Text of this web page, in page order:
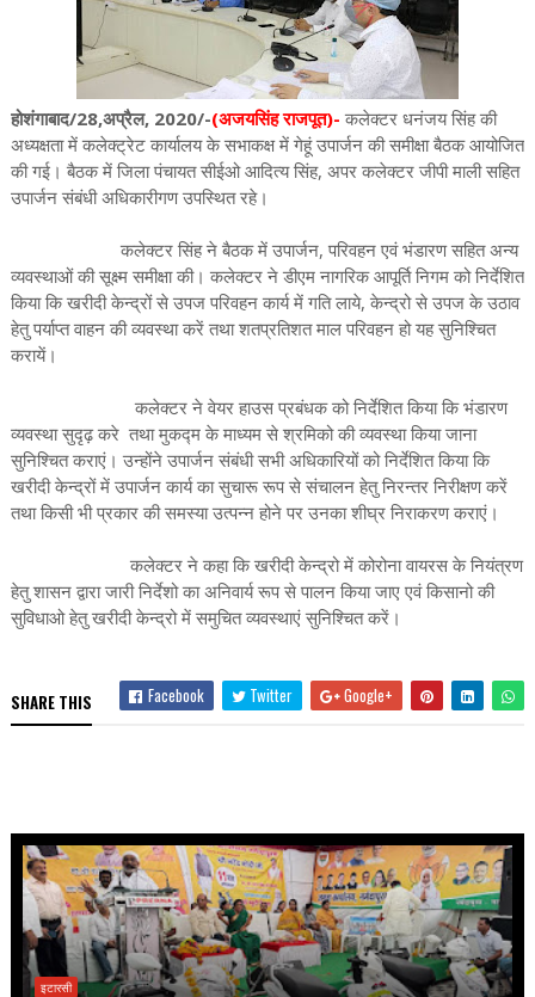
होशंगाबाद/28,अप्रैल, 2020/-(अजयसिंह राजपूत)- कलेक्टर धनंजय सिंह की
अध्यक्षता में कलेक्ट्रेट कार्यालय के सभाकक्ष में गेहूं उपार्जन की समीक्षा बैठक आयोजित
की गई। बैठक में जिला पंचायत सीईओ आदित्य सिंह, अपर कलेक्टर जीपी माली सहित
उपार्जन संबंधी अधिकारीगण उपस्थित रहे।
कलेक्टर सिंह ने बैठक में उपार्जन, परिवहन एवं भंडारण सहित अन्य
व्यवस्थाओं की सूक्ष्म समीक्षा की। कलेक्टर ने डीएम नागरिक आपूर्ति निगम को निर्देशित
किया कि खरीदी केन्द्रों से उपज परिवहन कार्य में गति लाये, केन्द्रो से उपज के उठाव
हेतु पर्याप्त वाहन की व्यवस्था करें तथा शतप्रतिशत माल परिवहन हो यह सुनिश्चित
करायें।
कलेक्टर ने वेयर हाउस प्रबंधक को निर्देशित किया कि भंडारण
व्यवस्था सुदृढ़ करे तथा मुकद्म के माध्यम से श्रमिको की व्यवस्था किया जाना
सुनिश्चित कराएं। उन्होंने उपार्जन संबंधी सभी अधिकारियों को निर्देशित किया कि
खरीदी केन्द्रों में उपार्जन कार्य का सुचारू रूप से संचालन हेतु निरन्तर निरीक्षण करें
तथा किसी भी प्रकार की समस्या उत्पन्न होने पर उनका शीघ्र निराकरण कराएं।
कलेक्टर ने कहा कि खरीदी केन्द्रो में कोरोना वायरस के नियंत्रण
हेतु शासन द्वारा जारी निर्देशो का अनिवार्य रूप से पालन किया जाए एवं किसानो की
सुविधाओ हेतु खरीदी केन्द्रो में समुचित व्यवस्थाएं सुनिश्चित करें।
SHARE THIS Facebook Twitter Google+
इटारसी